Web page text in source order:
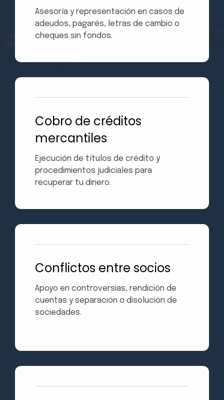
Asesoría y representación en casos de
adeudos, pagarés, letras de cambio o
cheques sin fondos.
Cobro de créditos
mercantiles
Ejecución de títulos de crédito y
procedimientos judiciales para
recuperar tu dinero.
Conflictos entre socios
Apoyo en controversias, rendición de
cuentas y separación o disolución de
sociedades.